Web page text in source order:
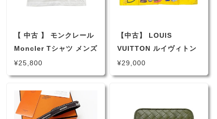
【 中古 】 モンクレール
Moncler Tシャツ メンズ
半袖 ビッグロゴプリント
S ホワイト ブラック
¥25,800
【中古】 LOUIS
VUITTON ルイヴィトン
スカーフ シルク100％ イ
エロー 黄色 マルチカラ
セサリー 首巻き ヘアア
¥29,000